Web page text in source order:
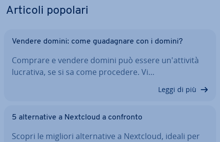
Articoli popolari
Vendere domini: come gua­da­gna­re con i domini?
Comprare e vendere domini può essere un'at­ti­vi­tà
lucrativa, se si sa come procedere. Vi…
Leggi di più
5 al­ter­na­ti­ve a Nextcloud a confronto
Scopri le migliori al­ter­na­ti­ve a Nextcloud, ideali per